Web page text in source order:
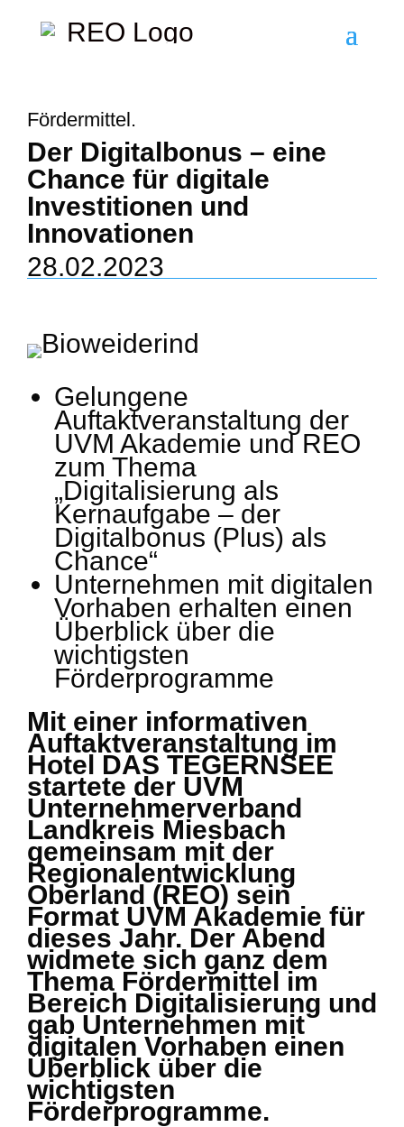
Fördermittel.
Der Digitalbonus – eine
Chance für digitale
Investitionen und
Innovationen
28.02.2023
Gelungene
Auftaktveranstaltung der
UVM Akademie und REO
zum Thema
„Digitalisierung als
Kernaufgabe – der
Digitalbonus (Plus) als
Chance“
Unternehmen mit digitalen
Vorhaben erhalten einen
Überblick über die
wichtigsten
Förderprogramme
Mit einer informativen
Auftaktveranstaltung im
Hotel DAS TEGERNSEE
startete der UVM
Unternehmerverband
Landkreis Miesbach
gemeinsam mit der
Regionalentwicklung
Oberland (REO) sein
Format UVM Akademie für
dieses Jahr. Der Abend
widmete sich ganz dem
Thema Fördermittel im
Bereich Digitalisierung und
gab Unternehmen mit
digitalen Vorhaben einen
Überblick über die
wichtigsten
Förderprogramme.